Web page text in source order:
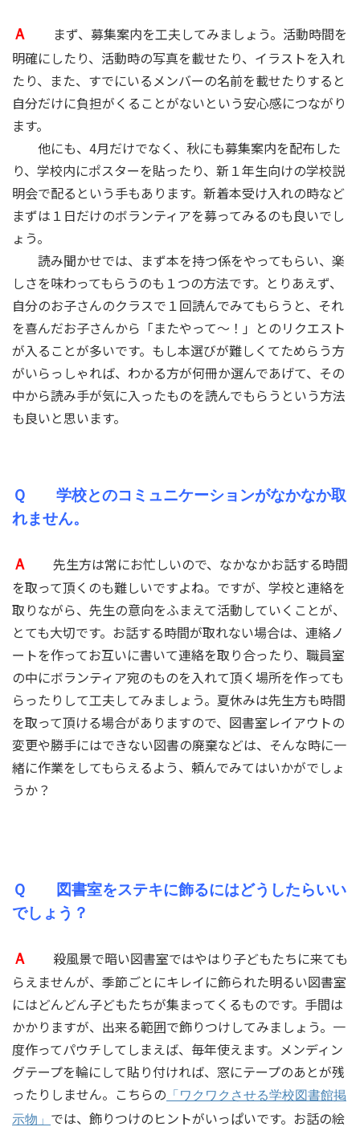
Ａ
まず、募集案内を工夫してみましょう。活動時間を
明確にしたり、活動時の写真を載せたり、イラストを入れ
たり、また、すでにいるメンバーの名前を載せたりすると
自分だけに負担がくることがないという安心感につながり
ます。
他にも、4月だけでなく、秋にも募集案内を配布した
り、学校内にポスターを貼ったり、新１年生向けの学校説
明会で配るという手もあります。新着本受け入れの時など
まずは１日だけのボランティアを募ってみるのも良いでし
ょう。
読み聞かせでは、まず本を持つ係をやってもらい、楽
しさを味わってもらうのも１つの方法です。とりあえず、
自分のお子さんのクラスで１回読んでみてもらうと、それ
を喜んだお子さんから「またやって～！」とのリクエスト
が入ることが多いです。もし本選びが難しくてためらう方
がいらっしゃれば、わかる方が何冊か選んであげて、その
中から読み手が気に入ったものを読んでもらうという方法
も良いと思います。
Ｑ 学校とのコミュニケーションがなかなか取
れません。
Ａ
先生方は常にお忙しいので、なかなかお話する時間
を取って頂くのも難しいですよね。ですが、学校と連絡を
取りながら、先生の意向をふまえて活動していくことが、
とても大切です。お話する時間が取れない場合は、連絡ノ
ートを作ってお互いに書いて連絡を取り合ったり、職員室
の中にボランティア宛のものを入れて頂く場所を作っても
らったりして工夫してみましょう。夏休みは先生方も時間
を取って頂ける場合がありますので、図書室レイアウトの
変更や勝手にはできない図書の廃棄などは、そんな時に一
緒に作業をしてもらえるよう、頼んでみてはいかがでしょ
うか？
Ｑ 図書室をステキに飾るにはどうしたらいい
でしょう？
Ａ
殺風景で暗い図書室ではやはり子どもたちに来ても
らえませんが、季節ごとにキレイに飾られた明るい図書室
にはどんどん子どもたちが集まってくるものです。手間は
かかりますが、出来る範囲で飾りつけしてみましょう。一
度作ってパウチしてしまえば、毎年使えます。メンディン
グテープを輪にして貼り付ければ、窓にテープのあとが残
ったりしません。こちらの 「ワクワクさせる学校図書館掲
示物」 では、飾りつけのヒントがいっぱいです。お話の絵